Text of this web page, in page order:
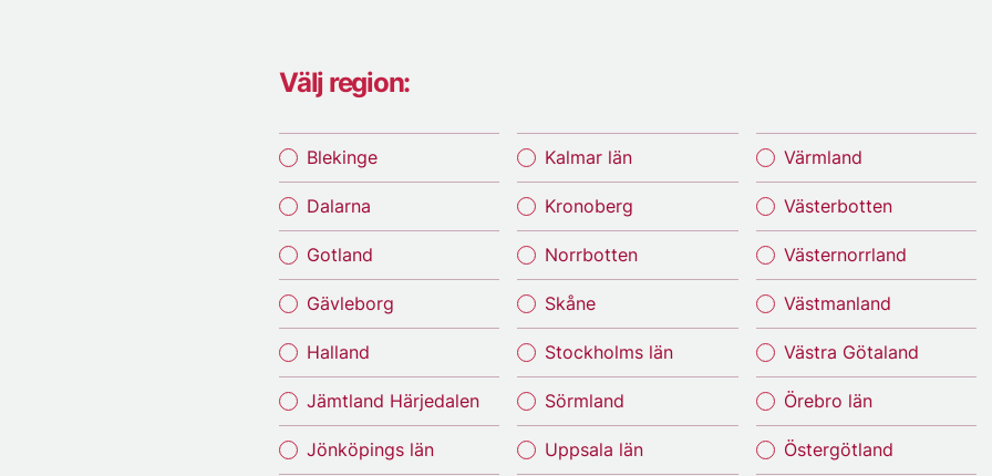
Välj region:
Blekinge
Dalarna
Gotland
Gävleborg
Halland
Jämtland Härjedalen
Jönköpings län
Kalmar län
Kronoberg
Norrbotten
Skåne
Stockholms län
Sörmland
Uppsala län
Värmland
Västerbotten
Västernorrland
Västmanland
Västra Götaland
Örebro län
Östergötland